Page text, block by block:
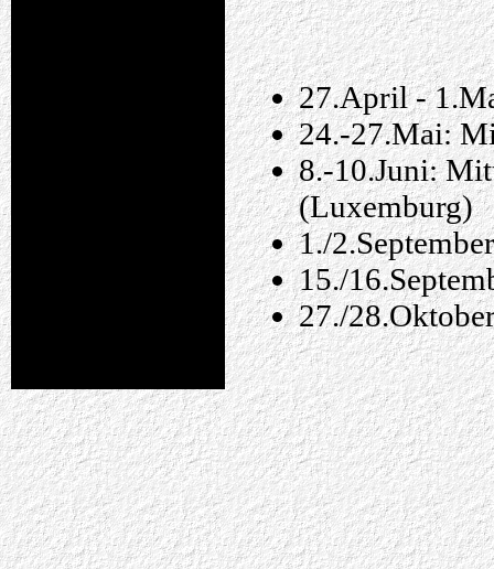
27.April -
24.-27.Mai:
8.-10.Juni:
(Luxemburg)
1./
15./
27./